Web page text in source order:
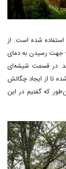
های کشویی استفاده شده است. از
جهت رسیدن به دمای
در قسمت شیشه‌ای
شده تا از ایجاد چگالش
که گفتیم در این